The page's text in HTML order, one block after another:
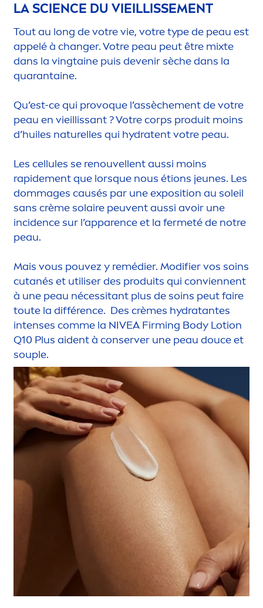
LA SCIENCE DU VIEILLISSEMENT
Tout au long de votre vie, votre type de peau est
appelé à changer. Votre peau peut être mixte
dans la vingtaine puis devenir sèche dans la
quarantaine.
Qu’est-ce qui provoque l’assèchement de votre
peau en vieillissant ? Votre corps produit moins
d’huiles naturelles qui hydratent votre peau.
Les cellules se renouvellent aussi moins
rapidement que lorsque nous étions jeunes. Les
dommages causés par une exposition au soleil
sans crème solaire peuvent aussi avoir une
incidence sur l’apparence et la fermeté de notre
peau.
Mais vous pouvez y remédier. Modifier vos soins
cutanés et utiliser des produits qui conviennent
à une peau nécessitant plus de soins peut faire
toute la différence. Des crèmes hydratantes
intenses comme la NIVEA Firming Body Lotion
Q10 Plus aident à conserver une peau douce et
souple.